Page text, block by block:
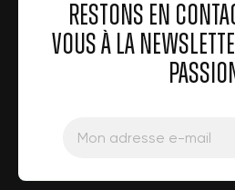
RESTONS EN
VOUS À LA